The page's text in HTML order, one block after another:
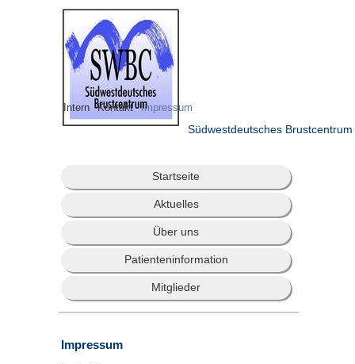
Intern Kontakt Impressum
Südwestdeutsches Brustcentrum
Startseite
Aktuelles
Über uns
Patienteninformation
Mitglieder
Impressum